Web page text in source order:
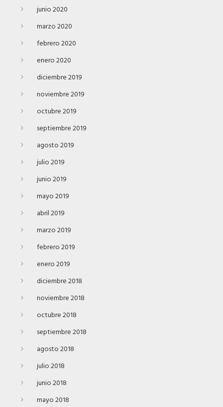
junio 2020
marzo 2020
febrero 2020
enero 2020
diciembre 2019
noviembre 2019
octubre 2019
septiembre 2019
agosto 2019
julio 2019
junio 2019
mayo 2019
abril 2019
marzo 2019
febrero 2019
enero 2019
diciembre 2018
noviembre 2018
octubre 2018
septiembre 2018
agosto 2018
julio 2018
junio 2018
mayo 2018